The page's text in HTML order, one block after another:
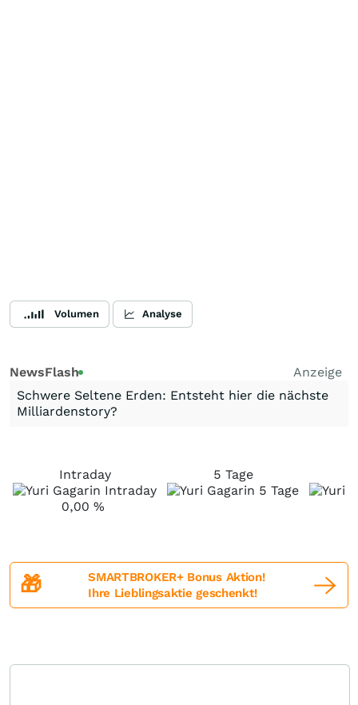
Volumen Analyse
NewsFlash
Anzeige
Schwere Seltene Erden: Entsteht hier die nächste
Milliardenstory?
Intraday
0,00 %
5 Tage
🎁
SMARTBROKER+ Bonus Aktion!
Ihre Lieblingsaktie geschenkt!